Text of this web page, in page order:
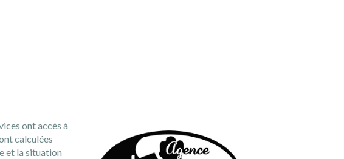
ont accès à
calculées
et la situation